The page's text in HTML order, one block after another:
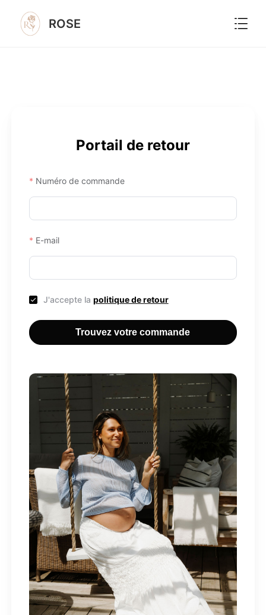
ROSE 
Portail de retour
Numéro de commande
E-mail
J'accepte la politique de retour
Trouvez votre commande